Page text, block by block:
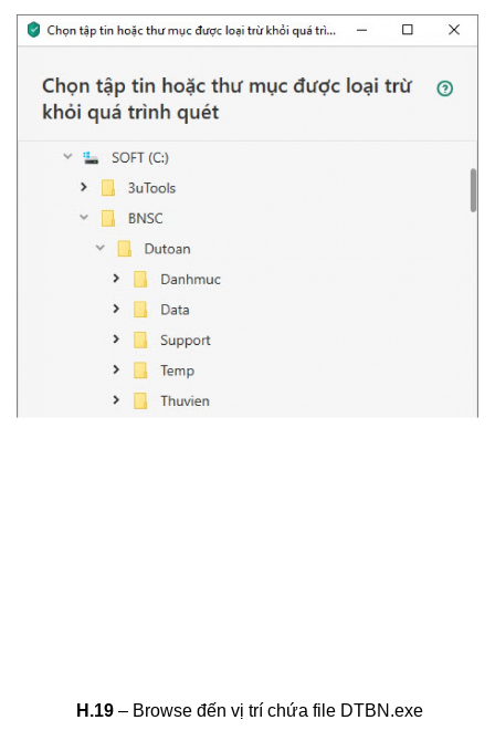
H.19 – Browse đến vị trí chứa file DTBN.exe